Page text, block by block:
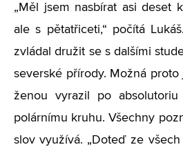
„Měl jsem nasbírat asi deset
ale s pětatřiceti,“ počítá
zvládal družit se s dalšími
severské přírody. Možná
ženou vyrazil po
polárnímu kruhu. Všechny
slov využívá. „Doteď ze